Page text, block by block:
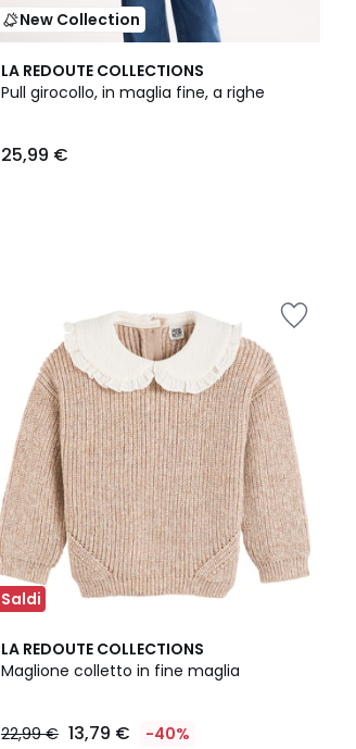
New Collection
LA REDOUTE COLLECTIONS
Pull girocollo, in maglia fine, a righe
25,99 €
Saldi
LA REDOUTE COLLECTIONS
Maglione colletto in fine maglia
22,99 € 13,79 € -40%